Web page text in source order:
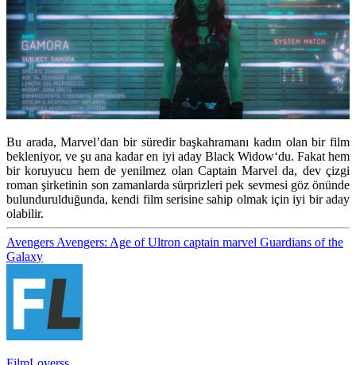
Bu arada, Marvel’dan bir süredir başkahramanı kadın olan bir film
bekleniyor, ve şu ana kadar en iyi aday Black Widow‘du. Fakat hem
bir koruyucu hem de yenilmez olan Captain Marvel da, dev çizgi
roman şirketinin son zamanlarda sürprizleri pek sevmesi göz önünde
bulundurulduğunda, kendi film serisine sahip olmak için iyi bir aday
olabilir.
Avengers Avengers: Age of Ultron captain marvel Guardians of the
Galaxy